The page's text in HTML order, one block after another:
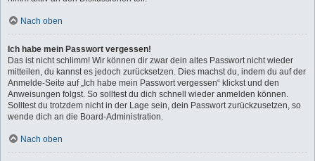
Nach oben
Ich habe mein Passwort vergessen!
Das ist nicht schlimm! Wir können dir zwar dein altes Passwort nicht wieder
mitteilen, du kannst es jedoch zurücksetzen. Dies machst du, indem du auf der
Anmelde-Seite auf „Ich habe mein Passwort vergessen“ klickst und den
Anweisungen folgst. So solltest du dich schnell wieder anmelden können.
Solltest du trotzdem nicht in der Lage sein, dein Passwort zurückzusetzen, so
wende dich an die Board-Administration.
Nach oben